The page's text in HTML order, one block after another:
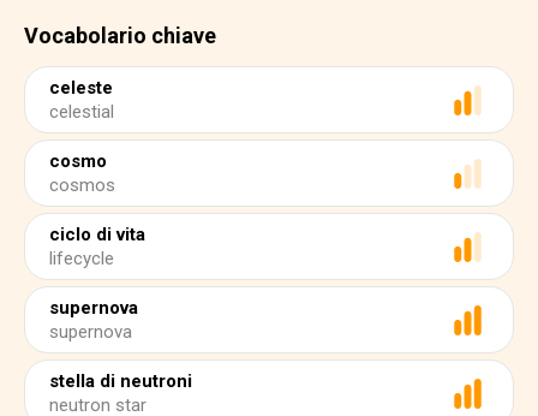
Vocabolario chiave
celeste
celestial
cosmo
cosmos
ciclo di vita
lifecycle
supernova
supernova
stella di neutroni
neutron star